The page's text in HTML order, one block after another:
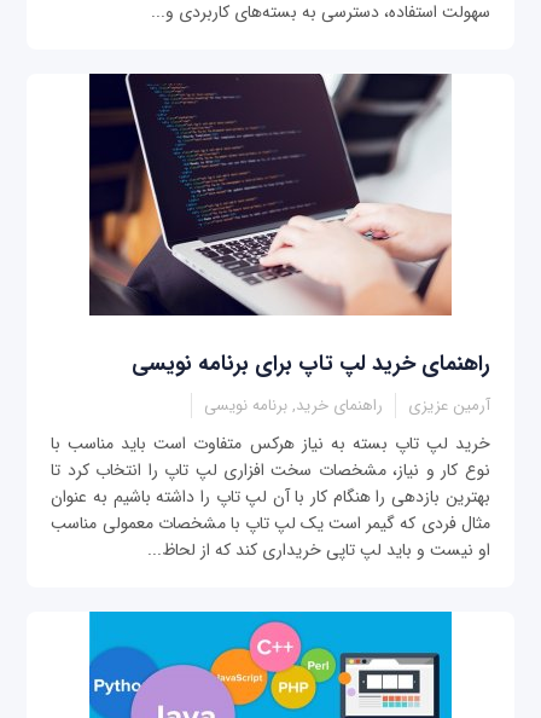
سهولت استفاده، دسترسی به بسته‌های کاربردی و...
راهنمای خرید لپ تاپ برای برنامه نویسی
آرمین عزیزی راهنمای خرید, برنامه نویسی
خرید لپ تاپ بسته به نیاز هرکس متفاوت است باید مناسب با
نوع کار و نیاز، مشخصات سخت افزاری لپ تاپ را انتخاب کرد تا
بهترین بازدهی را هنگام کار با آن لپ تاپ را داشته باشیم به عنوان
مثال فردی که گیمر است یک لپ تاپ با مشخصات معمولی مناسب
او نیست و باید لپ تاپی خریداری کند که از لحاظ...